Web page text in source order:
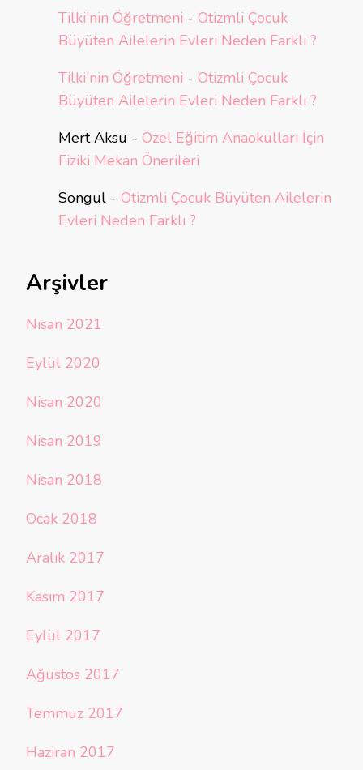
Tilki'nin Öğretmeni - Otizmli Çocuk
Büyüten Ailelerin Evleri Neden Farklı ?
Tilki'nin Öğretmeni - Otizmli Çocuk
Büyüten Ailelerin Evleri Neden Farklı ?
Mert Aksu - Özel Eğitim Anaokulları İçin
Fiziki Mekan Önerileri
Songul - Otizmli Çocuk Büyüten Ailelerin
Evleri Neden Farklı ?
Arşivler
Nisan 2021
Eylül 2020
Nisan 2020
Nisan 2019
Nisan 2018
Ocak 2018
Aralık 2017
Kasım 2017
Eylül 2017
Ağustos 2017
Temmuz 2017
Haziran 2017